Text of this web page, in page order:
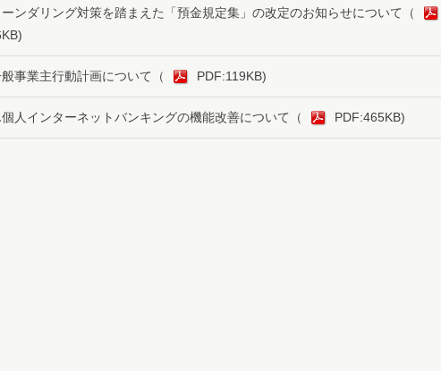
ンダリング対策を踏まえた「預金規定集」の改定のお知らせについて
（
事業主行動計画について （ PDF:119KB)
個人インターネットバンキングの機能改善について （ PDF:465KB)